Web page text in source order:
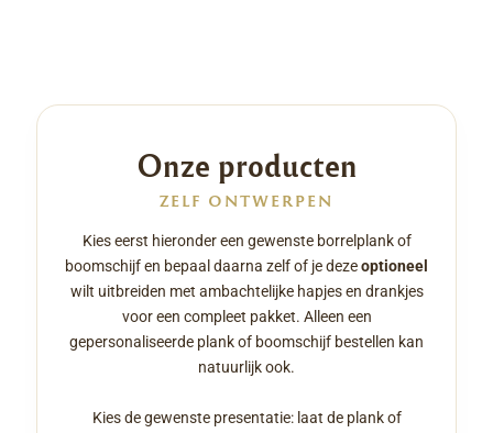
Onze producten
ZELF ONTWERPEN
Kies eerst hieronder een gewenste borrelplank of
boomschijf en bepaal daarna zelf of je dezeoptioneel
wilt uitbreiden met ambachtelijke hapjes en drankjes
voor een compleet pakket. Alleen een
gepersonaliseerde plank of boomschijf bestellen kan
natuurlijk ook.
Kies de gewenste presentatie: laat de plank of